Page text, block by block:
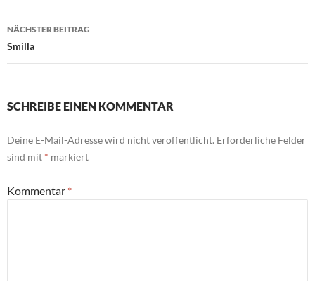
NÄCHSTER BEITRAG
Smilla
SCHREIBE EINEN KOMMENTAR
Deine E-Mail-Adresse wird nicht veröffentlicht. Erforderliche Felder
sind mit * markiert
Kommentar *